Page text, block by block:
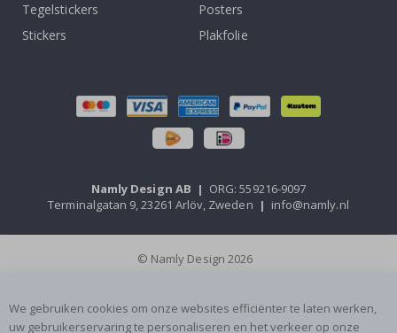
Tegelstickers
Posters
Stickers
Plakfolie
Namly Design AB | ORG: 559216-9097
Terminalgatan 9, 23261 Arlöv, Zweden | info@namly.nl
© Namly Design 2026
We gebruiken cookies om onze websites efficiënter te laten werken,
uw gebruikerservaring te personaliseren en het verkeer op onze